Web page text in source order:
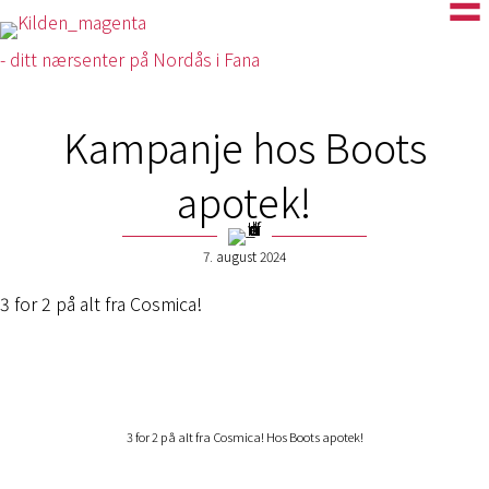
- ditt nærsenter på Nordås i Fana
Kampanje hos Boots
apotek!
7. august 2024
3 for 2 på alt fra Cosmica!
3 for 2 på alt fra Cosmica! Hos Boots apotek!